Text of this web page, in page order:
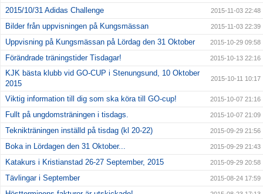
2015/10/31 Adidas Challenge 2015-11-03 22:48
Bilder från uppvisningen på Kungsmässan 2015-11-03 22:39
Uppvisning på Kungsmässan på Lördag den 31 Oktober 2015-10-29 09:58
Förändrade träningstider Tisdagar! 2015-10-13 22:16
KJK bästa klubb vid GO-CUP i Stenungsund, 10 Oktober
2015
2015-10-11 10:17
Viktig information till dig som ska köra till GO-cup! 2015-10-07 21:16
Fullt på ungdomsträningen i tisdags. 2015-10-07 21:09
Teknikträningen inställd på tisdag (kl 20-22) 2015-09-29 21:56
Boka in Lördagen den 31 Oktober... 2015-09-29 21:43
Katakurs i Kristianstad 26-27 September, 2015 2015-09-29 20:58
Tävlingar i September 2015-08-24 17:59